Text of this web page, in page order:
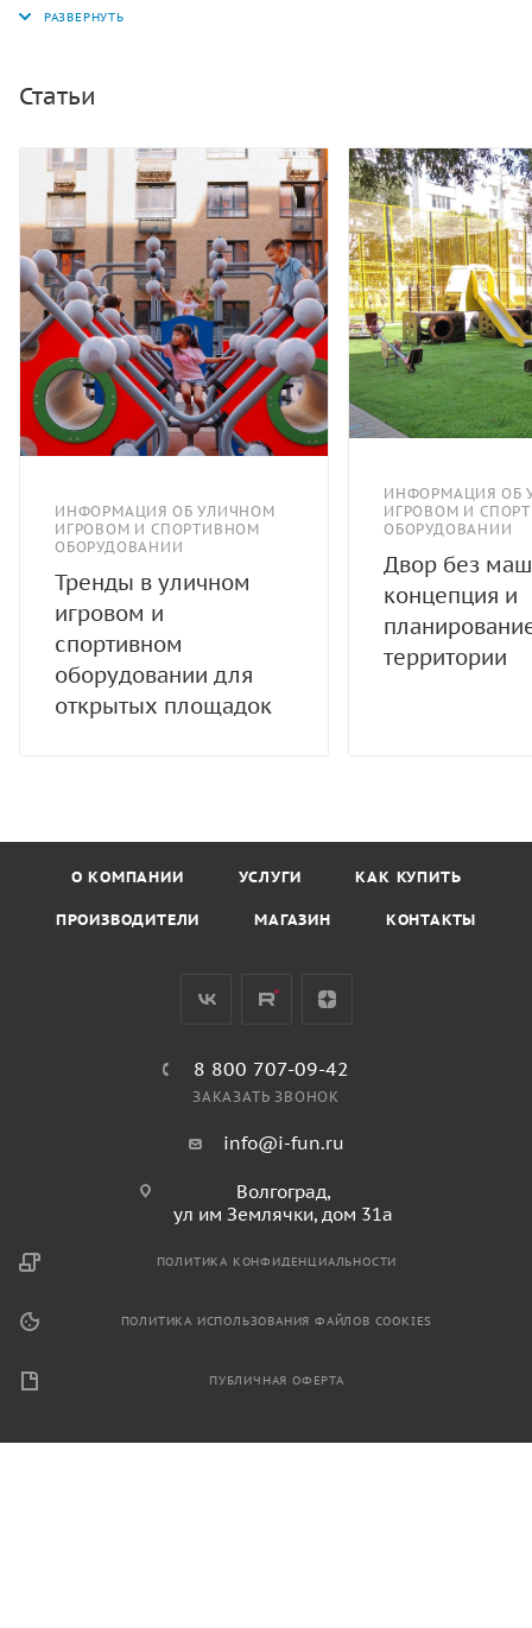
Статьи
ИНФОРМАЦИЯ ОБ УЛИЧНОМ
ИГРОВОМ И СПОРТИВНОМ
ОБОРУДОВАНИИ
Тренды в уличном
игровом и
спортивном
оборудовании для
открытых площадок
ИНФОРМАЦИЯ ОБ
ИГРОВОМ И
ОБОРУДОВАНИИ
Двор без
концепция и
территории
О КОМПАНИИ УСЛУГИ КАК КУПИТЬ
ПРОИЗВОДИТЕЛИ МАГАЗИН КОНТАКТЫ
8 800 707-09-42
ЗАКАЗАТЬ ЗВОНОК
info@i-fun.ru
Волгоград,
ул им Землячки, дом 31а
ПОЛИТИКА КОНФИДЕНЦИАЛЬНОСТИ
ПОЛИТИКА ИСПОЛЬЗОВАНИЯ ФАЙЛОВ COOKIES
ПУБЛИЧНАЯ ОФЕРТА